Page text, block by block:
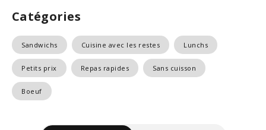
Catégories
Sandwichs Cuisine avec les restes Lunchs
Petits prix Repas rapides Sans cuisson
Boeuf